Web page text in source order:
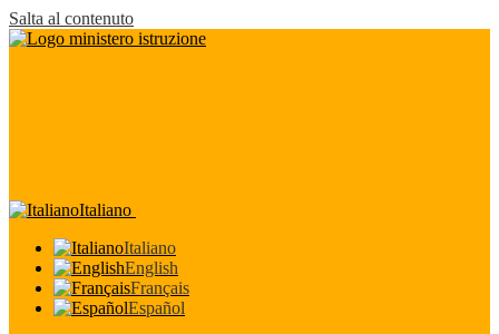
Salta al contenuto
Italiano
Italiano
English
Français
Español